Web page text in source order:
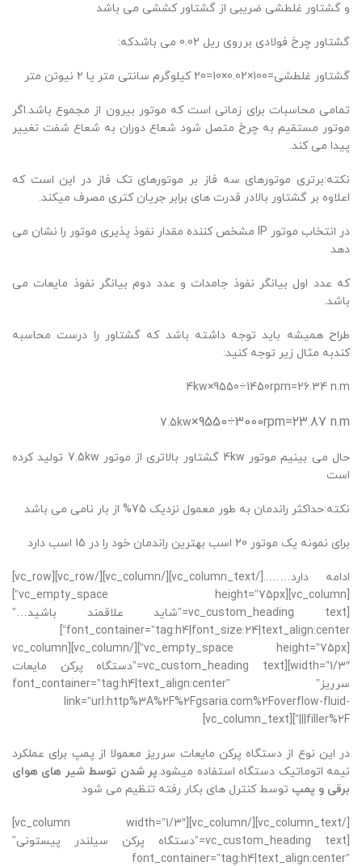
و گشتاور غلطشی ضریبی از گشتاور کششی می باشد
گشتاور چرخ فولادی برروی ریل 0.02 می باشدکه:
گشتاور غلطشی=100×0.02×10=20 کیلوگرم سانتی متر یا 2 نیوتن متر
تمامی محاسبات برای زمانی است که موتور بیرون از مجموع باشد.اگر
موتور مستقیم به چرخ متصل شود شعاع دوران به شعاع شفت تغییر
پیدا می کند.
نکته:برتری موتورهای سه فاز بر موتورهای تک فاز در این است که
اعلاوه بر گشتاور بالادر قدرت های برابر جریان کتری مصرف میکند.
در انتخاب موتور IP مشخص کننده مقدار نفوذ پذیری موتور را نشان می
دهد
که عدد اول بیانگر نفوذ جامدات و عدد دوم بیانگر نفوذ مایعات می
باشد.
طراح همیشه باید توجه داشته باشد که گشتاور را درست محاسبه
کندبه مثال زیر توجه کنید:
4kw×9550÷1450rpm=26.34 n.m
7.5kw×9550÷3000rpm=23.87 n.m
حال می بینیم موتور 4kw گشتاور بالاتری از موتور 7.5kw تولید کرده
است
نکته:حداکثر راندمان به طور معمول نزدیک 75% از بار نامی می باشد
برای نمونه یک موتور 20 اسب بهترین راندمان خود را در 15 اسب دارد
ادامه دارد……..[/vc_column_text][/vc_column][/vc_row][vc_row]
[vc_column][vc_empty_space height=”75px”]
[vc_custom_heading text=”شاید علاقمند باشید…”
font_container=”tag:h4|font_size:24|text_align:center”]
[vc_empty_space height=”75px”][/vc_column][vc_column
width=”1/3″][vc_custom_heading text=”دستگاه پرکن مایعات
سرریز” font_container=”tag:h4|text_align:center”
link=”url:http%3A%2F%2Fgsaria.com%2Foverflow-fluid-
filler%2F|||”][vc_column_text]
در این نوع از دستگاه پرکن مایعات سرریز معمولا از پمپ برای عملکرد
نیمه اتوماتیک دستگاه استفاده میشود.پر شدن توسط شیر های هوای
برقی و پمپ توسط کنترل های بکار رفته تنظیم می شود
[/vc_column_text][/vc_column][vc_column width=”1/3″]
[vc_custom_heading text=”دستگاه پرکن سیلندر پیستونی”
font_container=”tag:h4|text_align:center”